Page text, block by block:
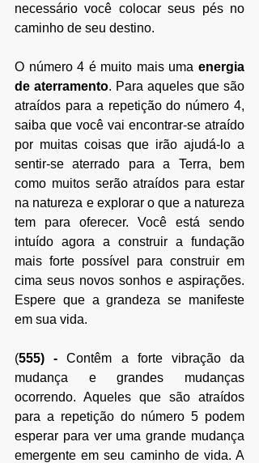
necessário você colocar seus pés no
caminho de seu destino.
O número 4 é muito mais uma energia
de aterramento. Para aqueles que são
atraídos para a repetição do número 4,
saiba que você vai encontrar-se atraído
por muitas coisas que irão ajudá-lo a
sentir-se aterrado para a Terra, bem
como muitos serão atraídos para estar
na natureza e explorar o que a natureza
tem para oferecer. Você está sendo
intuído agora a construir a fundação
mais forte possível para construir em
cima seus novos sonhos e aspirações.
Espere que a grandeza se manifeste
em sua vida.
(555) - Contêm a forte vibração da
mudança e grandes mudanças
ocorrendo. Aqueles que são atraídos
para a repetição do número 5 podem
esperar para ver uma grande mudança
emergente em seu caminho de vida. A